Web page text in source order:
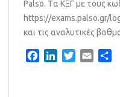
Palso. Tα ΚΞΓ με τους
https://exams.palso.gr/
και τις αναλυτικές
FacebookLinkedInTwitterEmail